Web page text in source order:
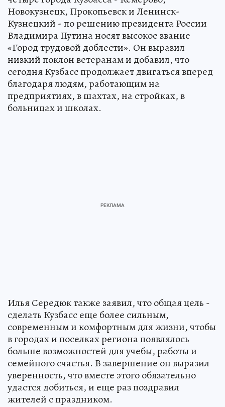
Новокузнецк, Прокопьевск и Ленинск-
Кузнецкий - по решению президента России
Владимира Путина носят высокое звание
«Город трудовой доблести». Он выразил
низкий поклон ветеранам и добавил, что
сегодня Кузбасс продолжает двигаться вперед
благодаря людям, работающим на
предприятиях, в шахтах, на стройках, в
больницах и школах.
Илья Середюк также заявил, что общая цель -
сделать Кузбасс еще более сильным,
современным и комфортным для жизни, чтобы
в городах и поселках региона появлялось
больше возможностей для учебы, работы и
семейного счастья. В завершение он выразил
уверенность, что вместе этого обязательно
удастся добиться, и еще раз поздравил
жителей с праздником.